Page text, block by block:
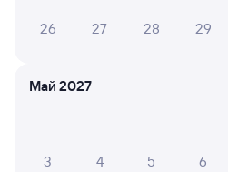
26 27 28 29
Май 2027
3 4 5 6